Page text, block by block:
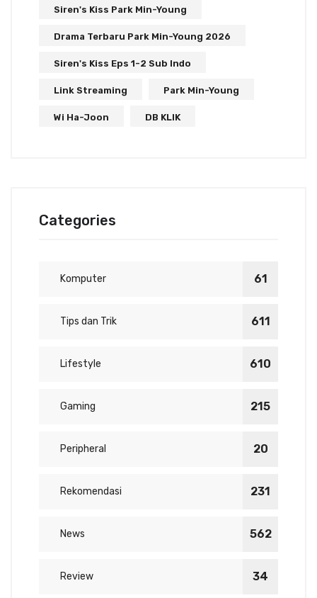
Siren's Kiss Park Min-Young
Drama Terbaru Park Min-Young 2026
Siren's Kiss Eps 1-2 Sub Indo
Link Streaming Park Min-Young
Wi Ha-Joon DB KLIK
Categories
Komputer 61
Tips dan Trik 611
Lifestyle 610
Gaming 215
Peripheral 20
Rekomendasi 231
News 562
Review 34